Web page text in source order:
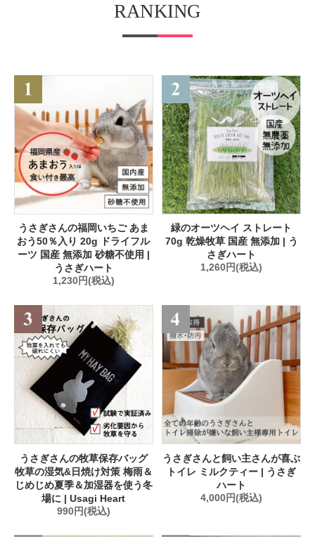
RANKING
うさぎさんの福岡いちご あま
おう50％入り 20g ドライフル
ーツ 国産 無添加 砂糖不使用 |
うさぎハート
1,230円(税込)
緑のオーツヘイ ストレート
70g 乾燥牧草 国産 無添加 | う
さぎハート
1,260円(税込)
うさぎさんの牧草保存バッグ
牧草の湿気&日焼け対策 梅雨＆
じめじめ夏季＆加湿器を使う冬
場に | Usagi Heart
990円(税込)
うさぎさんと飼い主さんが喜ぶ
トイレ ミルクティー | うさぎ
ハート
4,000円(税込)